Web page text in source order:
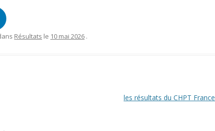
Résultats le 10 mai 2026 .
les résultats du CHPT France